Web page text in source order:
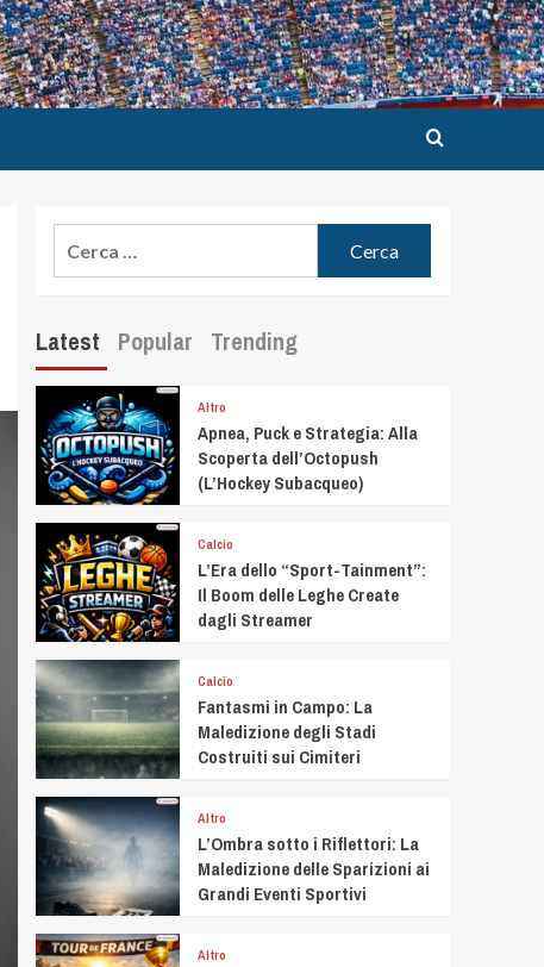
Latest Popular Trending
Altro
Apnea, Puck e Strategia: Alla
Scoperta dell’Octopush
(L’Hockey Subacqueo)
Calcio
L’Era dello “Sport-Tainment”:
Il Boom delle Leghe Create
dagli Streamer
Calcio
Fantasmi in Campo: La
Maledizione degli Stadi
Costruiti sui Cimiteri
Altro
L’Ombra sotto i Riflettori: La
Maledizione delle Sparizioni ai
Grandi Eventi Sportivi
Altro